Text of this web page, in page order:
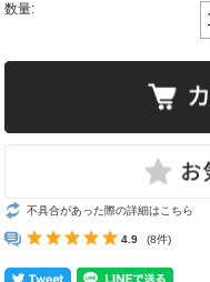
数量:
不具合があった際の詳細はこちら
4.9 (8件)